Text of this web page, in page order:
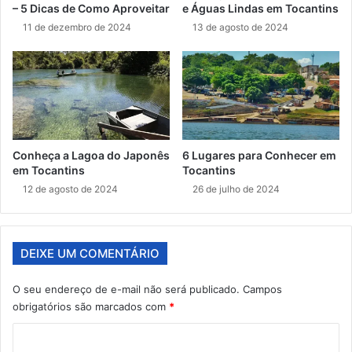
– 5 Dicas de Como Aproveitar
11 de dezembro de 2024
e Águas Lindas em Tocantins
13 de agosto de 2024
Conheça a Lagoa do Japonês
em Tocantins
12 de agosto de 2024
6 Lugares para Conhecer em
Tocantins
26 de julho de 2024
DEIXE UM COMENTÁRIO
O seu endereço de e-mail não será publicado. Campos
obrigatórios são marcados com *